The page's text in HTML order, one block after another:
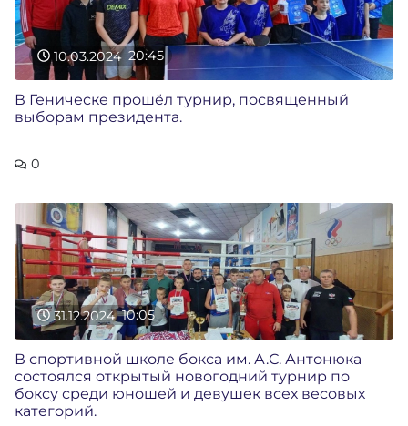
10.03.2024 20:45
В Геническе прошёл турнир, посвященный
выборам президента.
0
31.12.2024 10:05
В спортивной школе бокса им. А.С. Антонюка
состоялся открытый новогодний турнир по
боксу среди юношей и девушек всех весовых
категорий.